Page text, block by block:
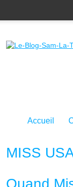
Accueil
MISS
Quand